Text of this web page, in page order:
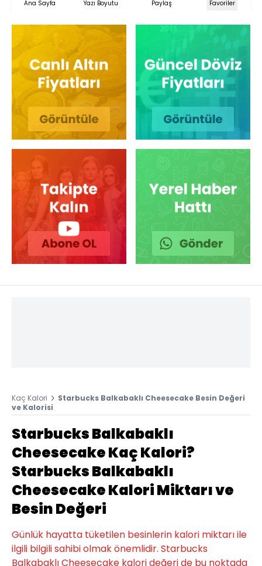
Ana Sayfa Yazı Boyutu Paylaş Favoriler
Kaç Kalori
Starbucks Balkabaklı Cheesecake Besin Değeri
ve Kalorisi
Starbucks Balkabaklı
Cheesecake Kaç Kalori?
Starbucks Balkabaklı
Cheesecake Kalori Miktarı ve
Besin Değeri
Günlük hayatta tüketilen besinlerin kalori miktarı ile
ilgili bilgili sahibi olmak önemlidir. Starbucks
Balkabaklı Cheesecake kalori değeri de bu noktada